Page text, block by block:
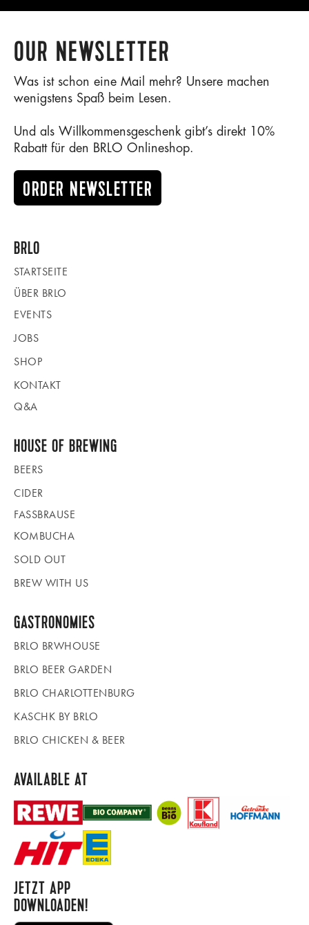
OUR NEWSLETTER
Was ist schon eine Mail mehr? Unsere machen
wenigstens Spaß beim Lesen.
Und als Willkommensgeschenk gibt’s direkt 10%
Rabatt für den BRLO Onlineshop.
ORDER NEWSLETTER
BRLO
STARTSEITE
ÜBER BRLO
EVENTS
JOBS
SHOP
KONTAKT
Q&A
HOUSE OF BREWING
BEERS
CIDER
FASSBRAUSE
KOMBUCHA
SOLD OUT
BREW WITH US
GASTRONOMIES
BRLO BRWHOUSE
BRLO BEER GARDEN
BRLO CHARLOTTENBURG
KASCHK BY BRLO
BRLO CHICKEN & BEER
AVAILABLE AT
JETZT APP
DOWNLOADEN!